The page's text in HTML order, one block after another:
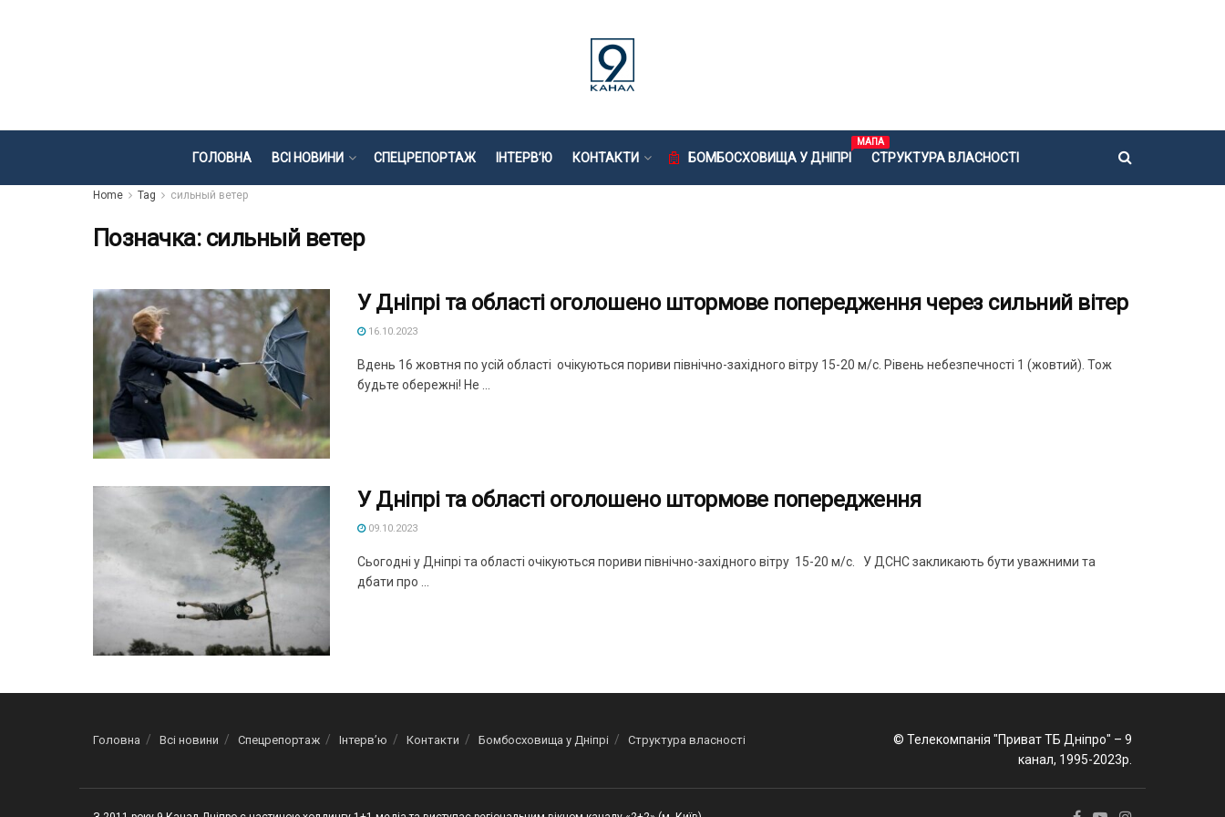
ГОЛОВНА ВСІ НОВИНИ СПЕЦРЕПОРТАЖ ІНТЕРВ’Ю КОНТАКТИ БОМБОСХОВИЩА У ДНІПРІ
МАПА
СТРУКТУРА ВЛАСНОСТІ
Home Tag сильный ветер
Позначка: сильный ветер
У Дніпрі та області оголошено штормове попередження через сильний вітер
16.10.2023
Вдень 16 жовтня по усій області очікуються пориви північно-західного вітру 15-20 м/с. Рівень небезпечності 1 (жовтий). Тож
будьте обережні! Не ...
У Дніпрі та області оголошено штормове попередження
09.10.2023
Сьогодні у Дніпрі та області очікуються пориви північно-західного вітру 15-20 м/с. У ДСНС закликають бути уважними та
дбати про ...
Головна Всі новини Спецрепортаж Інтерв’ю Контакти Бомбосховища у Дніпрі Структура власності
© Телекомпанія "Приват ТБ Дніпро" – 9
канал, 1995-2023р.